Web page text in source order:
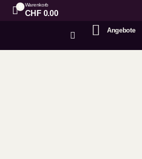
Warenkorb
CHF0.00
Angebote